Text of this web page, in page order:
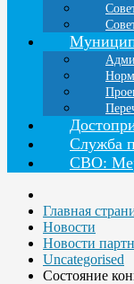
Служба
СВО:
Главная
Новости
Новости
Uncategorised
Состояние